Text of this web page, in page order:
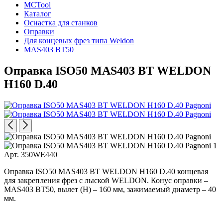
MCTool
Каталог
Оснастка для станков
Оправки
Для концевых фрез типа Weldon
MAS403 BT50
Оправка ISO50 MAS403 BT WELDON
H160 D.40
Арт. 350WE440
Оправка ISO50 MAS403 BT WELDON H160 D.40 концевая
для закрепления фрез с лыской WELDON. Конус оправки –
MAS403 BT50, вылет (H) – 160 мм, зажимаемый диаметр – 40
мм.